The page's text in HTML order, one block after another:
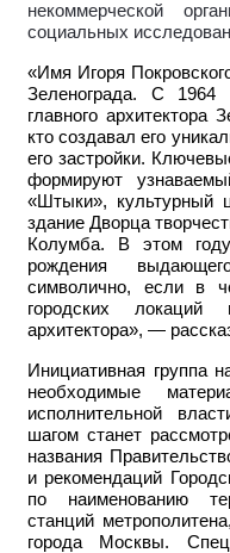
некоммерческой
социальных
«Имя Игоря
Зеленограда. С
главного архитектора
кто создавал его
его застройки.
формируют
«Штыки», культурный
здание Дворца
Колумба. В этом
рождения
символично, если в
городских локаций
архитектора», —
Инициативная группа
необходимые
исполнительной
шагом станет
названия
и рекомендаций
по наименованию
станций
города Москвы.